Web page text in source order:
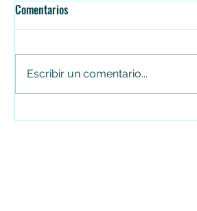
¡De Soacha para el mundo!
Comentarios
Escribir un comentario...